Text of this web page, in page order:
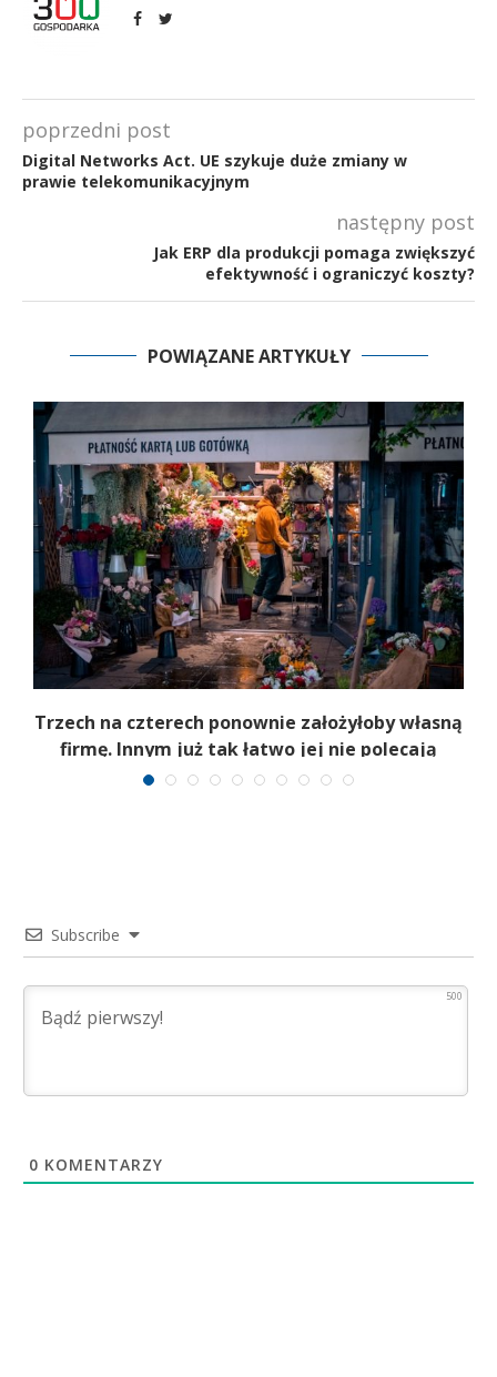
poprzedni post
Digital Networks Act. UE szykuje duże zmiany w
prawie telekomunikacyjnym
następny post
Jak ERP dla produkcji pomaga zwiększyć
efektywność i ograniczyć koszty?
POWIĄZANE ARTYKUŁY
Trzech na czterech ponownie założyłoby własną
firmę. Innym już tak łatwo jej nie polecają
Subscribe
500
0 KOMENTARZY